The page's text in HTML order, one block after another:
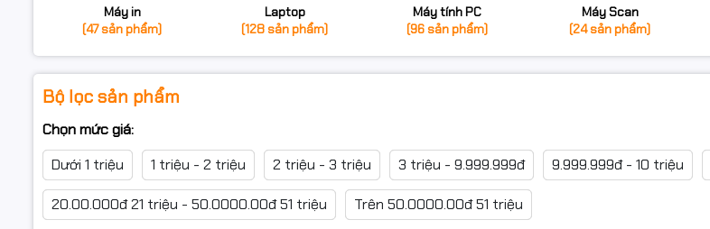
Máy in
(47 sản phẩm)
Laptop
(128 sản phẩm)
Máy tính PC
(96 sản phẩm)
Máy Scan
(24 sản phẩm)
Bộ lọc sản phẩm
Chọn mức giá:
Dưới 1 triệu
1 triệu - 2 triệu 2 triệu - 3 triệu 3 triệu - 9.999.999đ 9.999.999đ - 10 triệu
20.00.000đ 21 triệu - 50.0000.00đ 51 triệu
Trên 50.0000.00đ 51 triệu